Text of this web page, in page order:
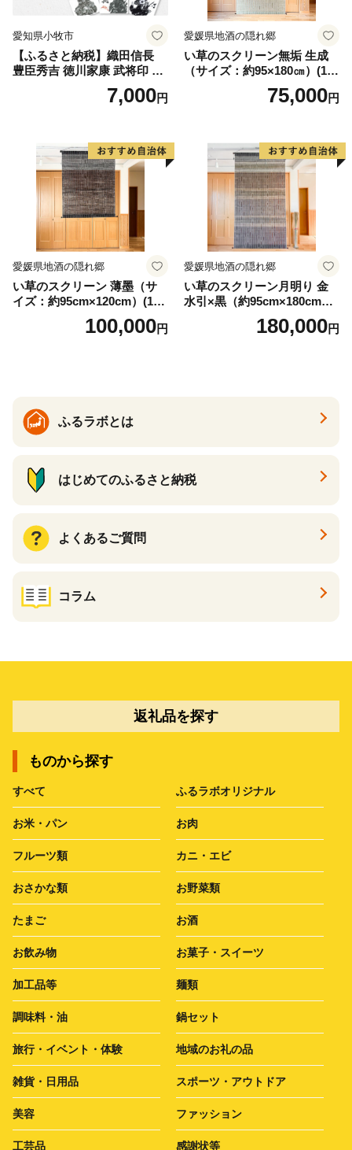
愛知県小牧市
【ふるさと納税】織田信長
豊臣秀吉 徳川家康 武将印 花
押印 6枚 セット イラスト 戦
国 武将 小牧山城 墨絵 龍画師
グッズ 愛知県 小牧市 お取り
寄せ 送料無料
7,000円
愛媛県地酒の隠れ郷
い草のスクリーン無垢 生成
（サイズ：約95×180㎝）(14
75,000円
愛媛県地酒の隠れ郷
い草のスクリーン 薄墨（サ
イズ：約95cm×120cm）(14
100,000円
愛媛県地酒の隠れ郷
い草のスクリーン月明り 金
水引×黒（約95cm×180cm）
180,000円
ふるラボとは
はじめてのふるさと納税
よくあるご質問
コラム
返礼品を探す
ものから探す
すべて ふるラボオリジナル
お米・パン お肉
フルーツ類 カニ・エビ
おさかな類 お野菜類
たまご お酒
お飲み物 お菓子・スイーツ
加工品等 麺類
調味料・油 鍋セット
旅行・イベント・体験 地域のお礼の品
雑貨・日用品 スポーツ・アウトドア
美容 ファッション
工芸品 感謝状等